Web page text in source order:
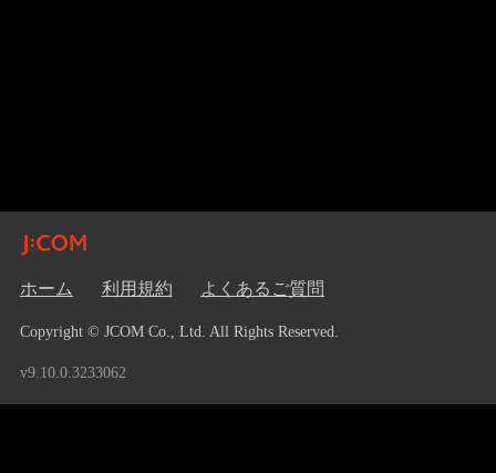
ホーム 利用規約 よくあるご質問
Copyright © JCOM Co., Ltd. All Rights Reserved.
v9.10.0.3233062